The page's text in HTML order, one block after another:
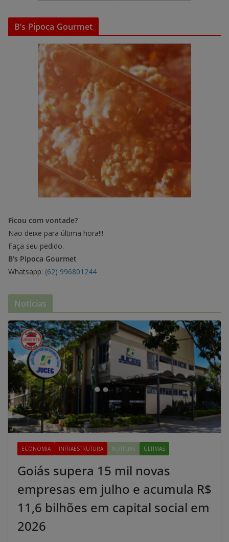
B’s Pipoca Gourmet
Ficou com vontade?
Não deixe para última hora!!!
Faça seu pedido.
B's Pipoca Gourmet
Whatsapp: (62) 996801244
Notícias
ECONOMIA INFRAESTRUTURA NOTÍCIAS ÚLTIMAS
Goiás supera 15 mil novas
empresas em julho e acumula R$
11,6 bilhões em capital social em
2026